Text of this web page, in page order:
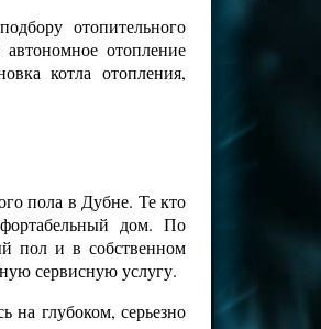
отопительного
отопление
котла отопления,
пола в Дубне. Те кто
дом. По
пол и в собственном
сервисную услугу.
на глубоком, серьезно